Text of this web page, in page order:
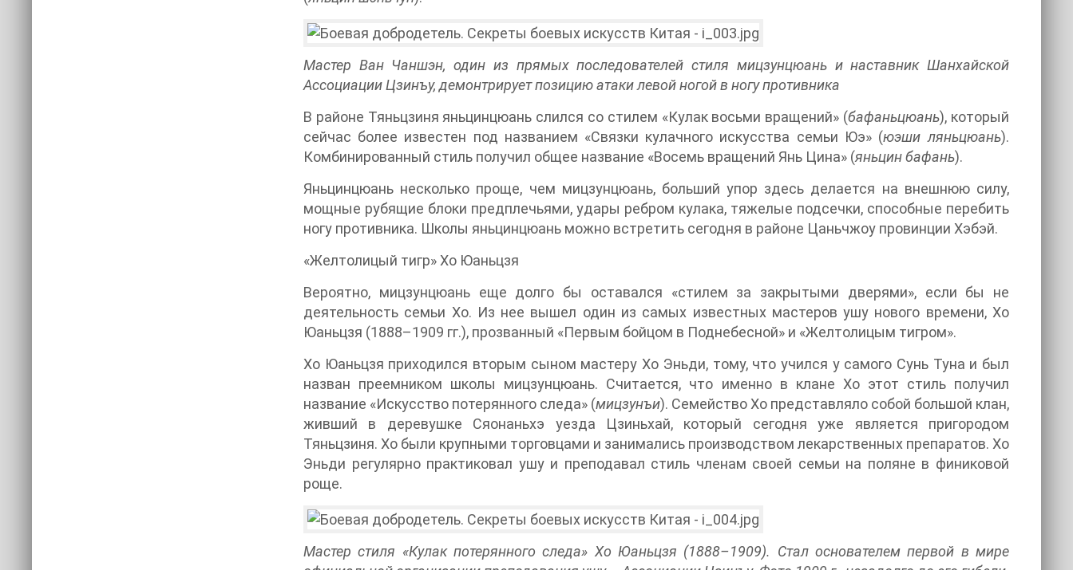
Мастер Ван Чаншэн, один из прямых последователей стиля мицзунцюань и наставник Шанхайской
Ассоциации Цзинъу, демонтрирует позицию атаки левой ногой в ногу противника
В районе Тяньцзиня яньцинцюань слился со стилем «Кулак восьми вращений» (бафаньцюань), который
сейчас более известен под названием «Связки кулачного искусства семьи Юэ» (юэши ляньцюань).
Комбинированный стиль получил общее название «Восемь вращений Янь Цина» (яньцин бафань).
Яньцинцюань несколько проще, чем мицзунцюань, больший упор здесь делается на внешнюю силу,
мощные рубящие блоки предплечьями, удары ребром кулака, тяжелые подсечки, способные перебить
ногу противника. Школы яньцинцюань можно встретить сегодня в районе Цаньчжоу провинции Хэбэй.
«Желтолицый тигр» Хо Юаньцзя
Вероятно, мицзунцюань еще долго бы оставался «стилем за закрытыми дверями», если бы не
деятельность семьи Хо. Из нее вышел один из самых известных мастеров ушу нового времени, Хо
Юаньцзя (1888–1909 гг.), прозванный «Первым бойцом в Поднебесной» и «Желтолицым тигром».
Хо Юаньцзя приходился вторым сыном мастеру Хо Эньди, тому, что учился у самого Сунь Туна и был
назван преемником школы мицзунцюань. Считается, что именно в клане Хо этот стиль получил
название «Искусство потерянного следа» (мицзунъи). Семейство Хо представляло собой большой клан,
живший в деревушке Сяонаньхэ уезда Цзиньхай, который сегодня уже является пригородом
Тяньцзиня. Хо были крупными торговцами и занимались производством лекарственных препаратов. Хо
Эньди регулярно практиковал ушу и преподавал стиль членам своей семьи на поляне в финиковой
роще.
Мастер стиля «Кулак потерянного следа» Хо Юаньцзя (1888–1909). Стал основателем первой в мире